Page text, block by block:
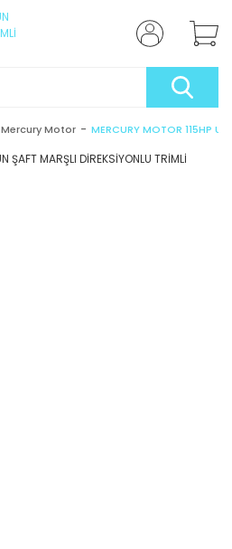
Mercury Motor MERCURY MOTOR 115HP